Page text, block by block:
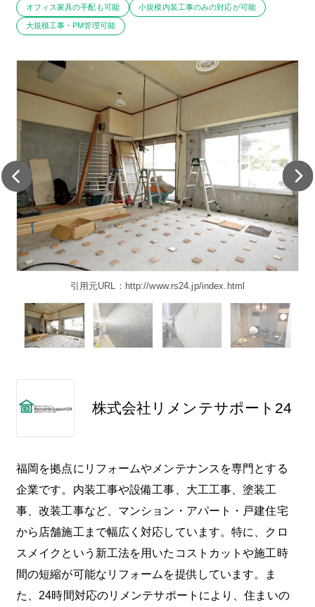
オフィス家具の手配も可能 小規模内装工事のみの対応が可能
大規模工事・PM管理可能
引用元URL：http://www.rs24.jp/index.html
株式会社リメンテサポート24
福岡を拠点にリフォームやメンテナンスを専門とする
企業です。内装工事や設備工事、大工工事、塗装工
事、改装工事など、マンション・アパート・戸建住宅
から店舗施工まで幅広く対応しています。特に、クロ
スメイクという新工法を用いたコストカットや施工時
間の短縮が可能なリフォームを提供しています。ま
た、24時間対応のリメンテサポートにより、住まいの